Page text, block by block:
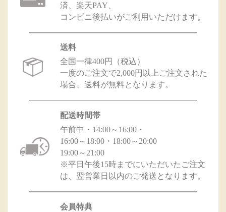
済、楽天PAY、
コンビニ後払いがご利用いただけます。
送料
全国一律400円（税込）
一度のご注文で2,000円以上ご注文された
場合、送料が無料となります。
配送時間帯
午前中・14:00～16:00・
16:00～18:00・18:00～20:00
19:00～21:00
※平日午後15時までにいただいたご注文
は、翌営業日以内のご発送となります。
会員特典